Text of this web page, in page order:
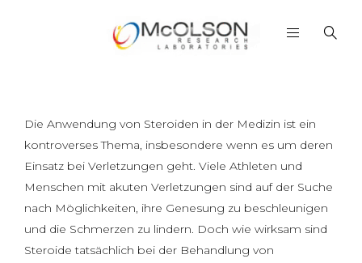
Die Anwendung von Steroiden in der Medizin ist ein
kontroverses Thema, insbesondere wenn es um deren
Einsatz bei Verletzungen geht. Viele Athleten und
Menschen mit akuten Verletzungen sind auf der Suche
nach Möglichkeiten, ihre Genesung zu beschleunigen
und die Schmerzen zu lindern. Doch wie wirksam sind
Steroide tatsächlich bei der Behandlung von